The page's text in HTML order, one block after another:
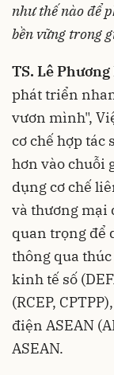
như thế nào để
bền vững trong
TS. Lê Phương
phát triển
vươn mình",
cơ chế hợp tác
hơn vào chuỗi
dụng cơ chế
và thương mại
quan trọng để
thông qua
kinh tế số
(RCEP,
điện ASEAN
ASEAN.